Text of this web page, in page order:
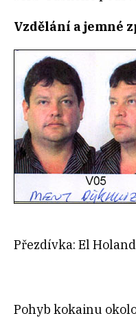
Vzdělání a jemné
Přezdívka: El
Pohyb kokainu